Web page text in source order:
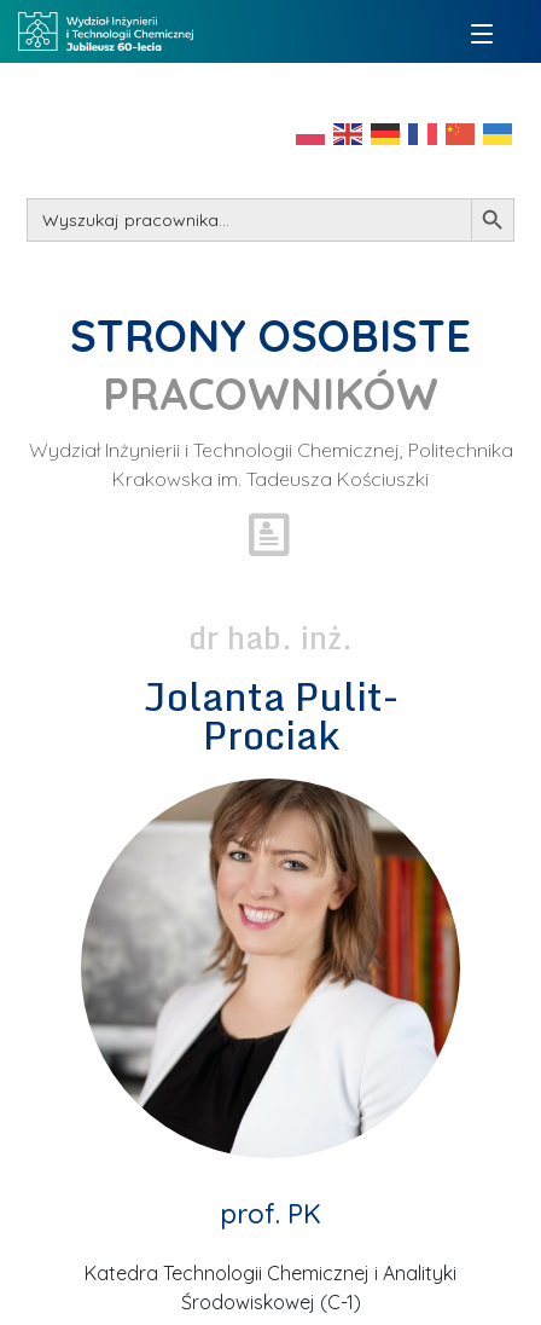
Search
for:
Search Button
STRONY OSOBISTE
PRACOWNIKÓW
Wydział Inżynierii i Technologii Chemicznej, Politechnika
Krakowska im. Tadeusza Kościuszki
dr hab. inż.
Jolanta Pulit-
Prociak
prof. PK
Katedra Technologii Chemicznej i Analityki
Środowiskowej (C-1)